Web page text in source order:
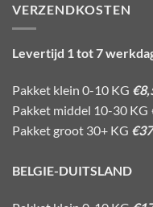
VERZENDKOSTEN
Levertijd 1 tot 7
Pakket klein 0-10 KG
Pakket middel 10-30 KG
Pakket groot 30+ KG
BELGIE-DUITSLAND